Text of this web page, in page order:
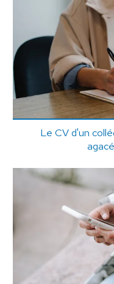
Le CV d'un